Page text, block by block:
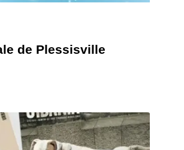
de Plessisville